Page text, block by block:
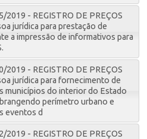
2019 - REGISTRO DE PREÇOS
jurídica para prestação de
a impressão de informativos para
2019 - REGISTRO DE PREÇOS
jurídica para fornecimento de
municípios do interior do Estado
perímetro urbano e
eventos d
2019 - REGISTRO DE PREÇOS